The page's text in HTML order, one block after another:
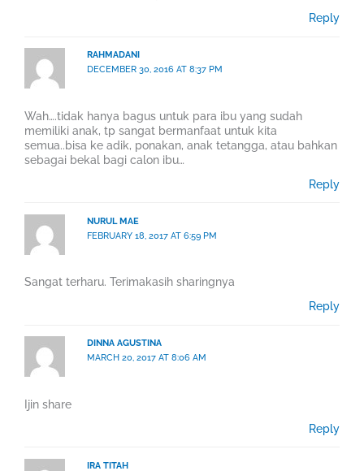
Reply
RAHMADANI
DECEMBER 30, 2016 AT 8:37 PM
Wah….tidak hanya bagus untuk para ibu yang sudah
memiliki anak, tp sangat bermanfaat untuk kita
semua..bisa ke adik, ponakan, anak tetangga, atau bahkan
sebagai bekal bagi calon ibu…
Reply
NURUL MAE
FEBRUARY 18, 2017 AT 6:59 PM
Sangat terharu. Terimakasih sharingnya
Reply
DINNA AGUSTINA
MARCH 20, 2017 AT 8:06 AM
Ijin share
Reply
IRA TITAH